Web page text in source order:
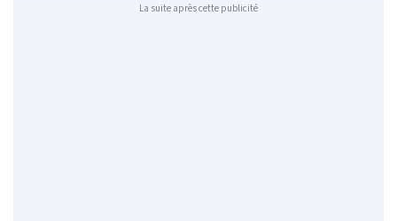
La suite après cette publicité